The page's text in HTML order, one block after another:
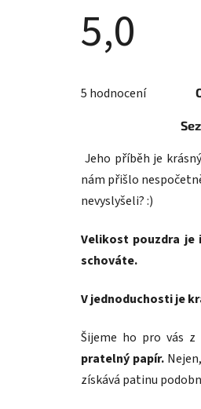
5,0
produktu
hvězdiček.
5 hodnocení
Jeho příběh je
nám přišlo
nevyslyšeli? :)
Velikost pouzdra je
schováte.
V jednoduchosti je
Šijeme ho pro vás z
pratelný papír.
získává patinu